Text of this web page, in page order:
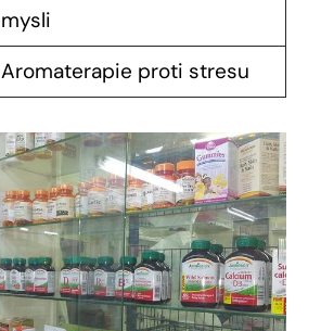
mysli
Aromaterapie proti stresu